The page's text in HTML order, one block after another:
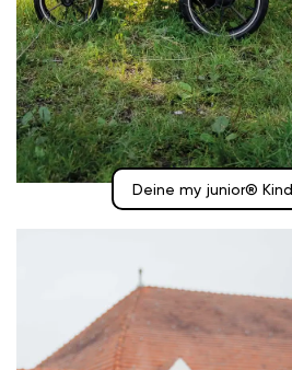
Deine my junior®